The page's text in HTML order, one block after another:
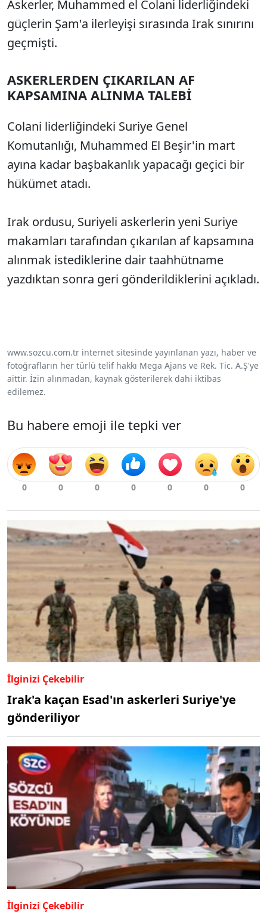
Askerler, Muhammed el Colani liderliğindeki
güçlerin Şam'a ilerleyişi sırasında Irak sınırını
geçmişti.
ASKERLERDEN ÇIKARILAN AF
KAPSAMINA ALINMA TALEBİ
Colani liderliğindeki Suriye Genel
Komutanlığı, Muhammed El Beşir'in mart
ayına kadar başbakanlık yapacağı geçici bir
hükümet atadı.
Irak ordusu, Suriyeli askerlerin yeni Suriye
makamları tarafından çıkarılan af kapsamına
alınmak istediklerine dair taahhütname
yazdıktan sonra geri gönderildiklerini açıkladı.
www.sozcu.com.tr internet sitesinde yayınlanan yazı, haber ve
fotoğrafların her türlü telif hakkı Mega Ajans ve Rek. Tic. A.Ş'ye
aittir. İzin alınmadan, kaynak gösterilerek dahi iktibas
edilemez.
Bu habere emoji ile tepki ver
İlginizi Çekebilir
Irak'a kaçan Esad'ın askerleri Suriye'ye
gönderiliyor
İlginizi Çekebilir